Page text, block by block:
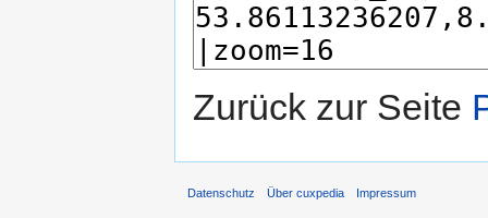
Zurück zur Seite
Datenschutz Über cuxpedia Impressum